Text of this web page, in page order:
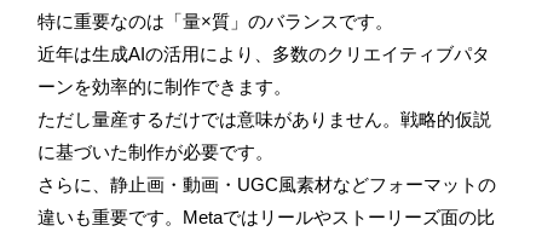
特に重要なのは「量×質」のバランスです。
近年は生成AIの活用により、多数のクリエイティブパタ
ーンを効率的に制作できます。
ただし量産するだけでは意味がありません。戦略的仮説
に基づいた制作が必要です。
さらに、静止画・動画・UGC風素材などフォーマットの
違いも重要です。Metaではリールやストーリーズ面の比